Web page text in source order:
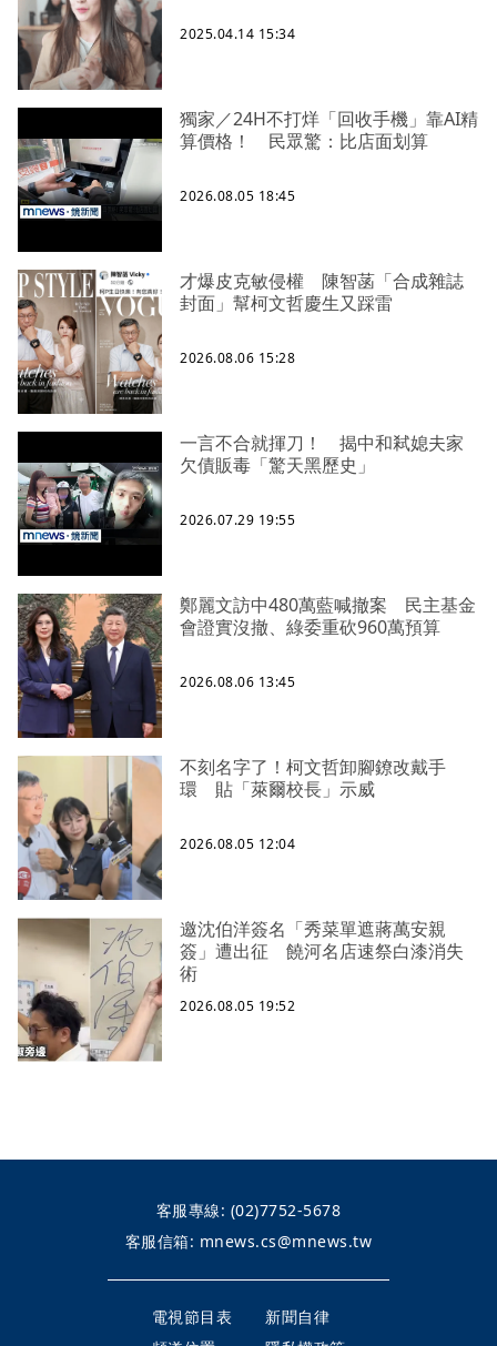
2025.04.14 15:34
獨家／24H不打烊「回收手機」靠AI精
算價格！ 民眾驚：比店面划算
2026.08.05 18:45
才爆皮克敏侵權 陳智菡「合成雜誌
封面」幫柯文哲慶生又踩雷
2026.08.06 15:28
一言不合就揮刀！ 揭中和弒媳夫家
欠債販毒「驚天黑歷史」
2026.07.29 19:55
鄭麗文訪中480萬藍喊撤案 民主基金
會證實沒撤、綠委重砍960萬預算
2026.08.06 13:45
不刻名字了！柯文哲卸腳鐐改戴手
環 貼「萊爾校長」示威
2026.08.05 12:04
邀沈伯洋簽名「秀菜單遮蔣萬安親
簽」遭出征 饒河名店速祭白漆消失
術
2026.08.05 19:52
客服專線: (02)7752-5678
客服信箱: mnews.cs@mnews.tw
電視節目表
新聞自律